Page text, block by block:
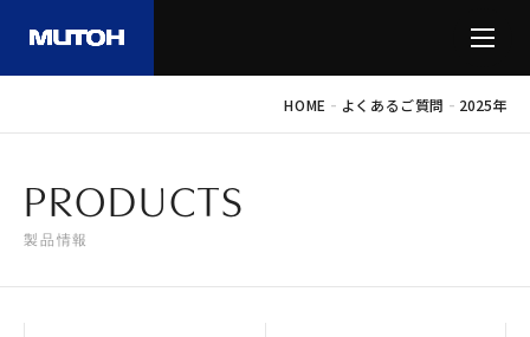
HOME - よくあるご質問 - 2025年
PRODUCTS
製品情報